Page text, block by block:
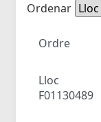
Ordenar
Ordre
Lloc
F01130489